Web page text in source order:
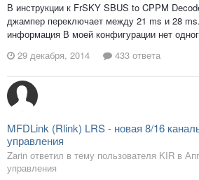
В инструкции к FrSKY SBUS to CPPM
джампер переключает между 21 ms и 28
информация В моей конфигурации нет
29 декабря, 2014
433 ответа
MFDLink (Rlink) LRS - новая 8/16
управления
Zarin ответил в тему пользователя KIR в
управления